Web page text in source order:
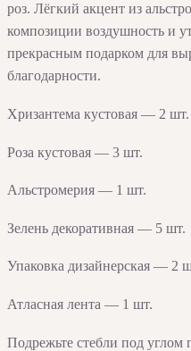
роз. Лёгкий акцент из
композиции воздушность и
прекрасным подарком для
благодарности.
Хризантема кустовая — 2 шт.
Роза кустовая — 3 шт.
Альстромерия — 1 шт.
Зелень декоративная — 5 шт.
Упаковка дизайнерская — 2
Атласная лента — 1 шт.
Подрежьте стебли под углом